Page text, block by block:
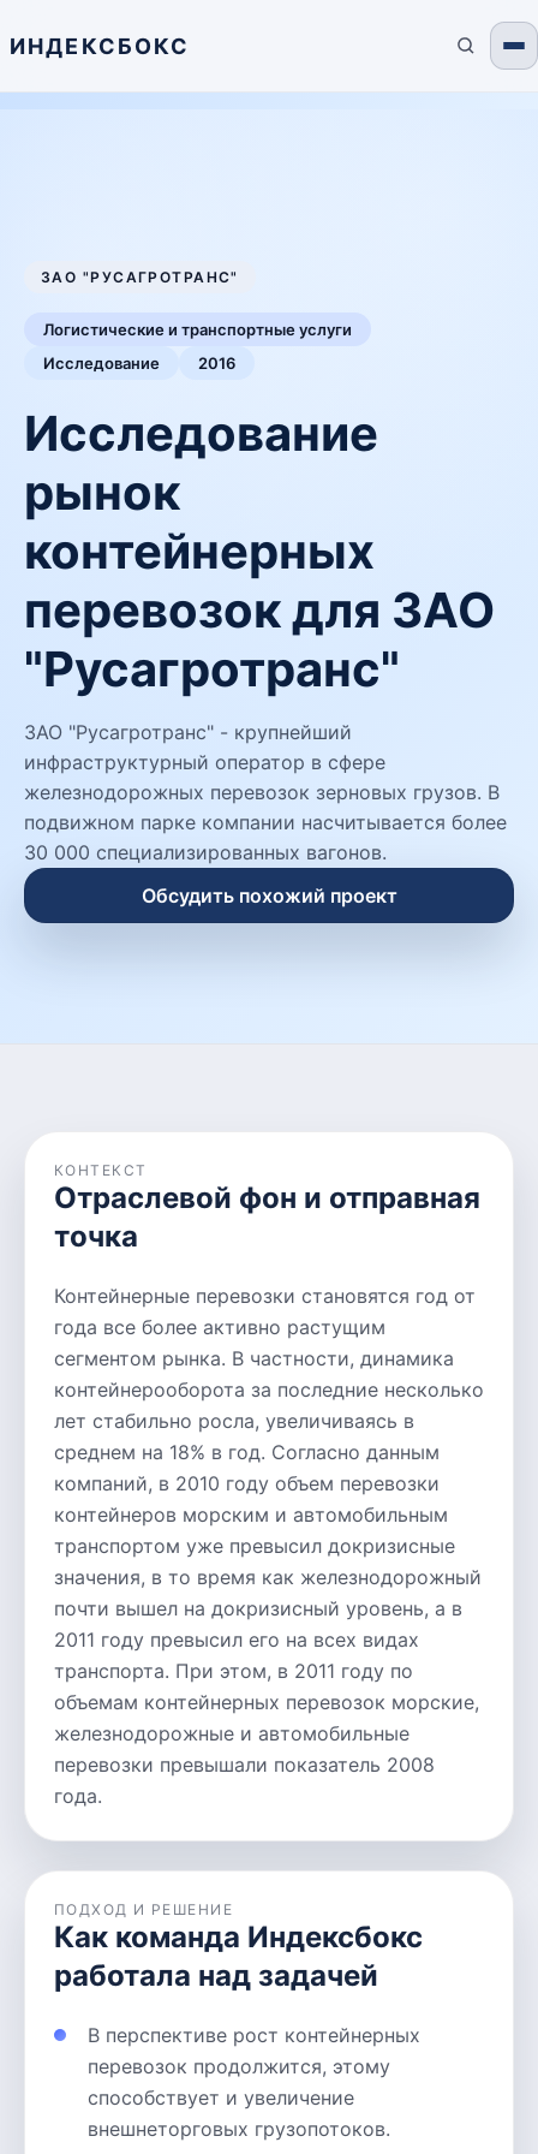
ИНДЕКСБОКС
ЗАО "РУСАГРОТРАНС"
Логистические и транспортные услуги
Исследование
2016
Исследование
рынок
контейнерных
перевозок для ЗАО
"Русагротранс"
ЗАО "Русагротранс" - крупнейший
инфраструктурный оператор в сфере
железнодорожных перевозок зерновых грузов. В
подвижном парке компании насчитывается более
30 000 специализированных вагонов.
Обсудить похожий проект
КОНТЕКСТ
Отраслевой фон и отправная
точка
Контейнерные перевозки становятся год от
года все более активно растущим
сегментом рынка. В частности, динамика
контейнерооборота за последние несколько
лет стабильно росла, увеличиваясь в
среднем на 18% в год. Согласно данным
компаний, в 2010 году объем перевозки
контейнеров морским и автомобильным
транспортом уже превысил докризисные
значения, в то время как железнодорожный
почти вышел на докризисный уровень, а в
2011 году превысил его на всех видах
транспорта. При этом, в 2011 году по
объемам контейнерных перевозок морские,
железнодорожные и автомобильные
перевозки превышали показатель 2008
года.
ПОДХОД И РЕШЕНИЕ
Как команда Индексбокс
работала над задачей
В перспективе рост контейнерных
перевозок продолжится, этому
способствует и увеличение
внешнеторговых грузопотоков.